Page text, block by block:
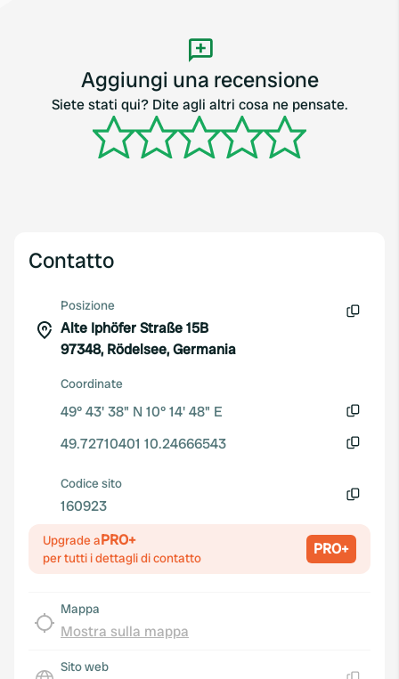
Aggiungi una recensione
Siete stati qui? Dite agli altri cosa ne pensate.
Contatto
Posizione
Alte Iphöfer Straße 15B
97348, Rödelsee, Germania
Coordinate
49° 43' 38" N 10° 14' 48" E
49.72710401 10.24666543
Codice sito
160923
Upgrade aPRO+
per tutti i dettagli di contatto PRO+
Mappa
Mostra sulla mappa
Sito web